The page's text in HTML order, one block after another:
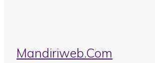
Mandiriweb.Com